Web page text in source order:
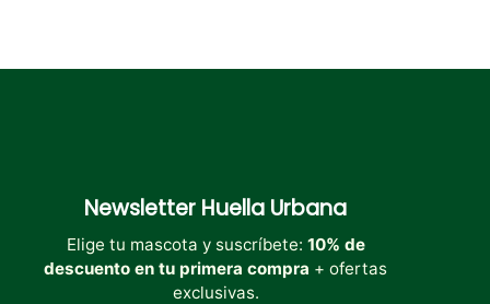
Newsletter Huella Urbana
Elige tu mascota y suscríbete: 10% de
descuento en tu primera compra + ofertas
exclusivas.